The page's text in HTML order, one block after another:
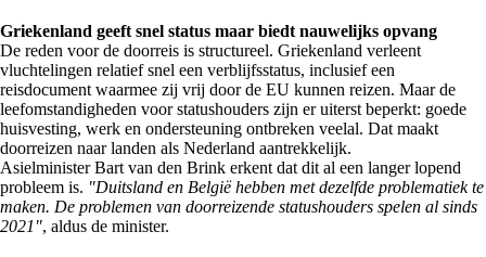
Griekenland geeft snel status maar biedt nauwelijks opvang
De reden voor de doorreis is structureel. Griekenland verleent
vluchtelingen relatief snel een verblijfsstatus, inclusief een
reisdocument waarmee zij vrij door de EU kunnen reizen. Maar de
leefomstandigheden voor statushouders zijn er uiterst beperkt: goede
huisvesting, werk en ondersteuning ontbreken veelal. Dat maakt
doorreizen naar landen als Nederland aantrekkelijk.
Asielminister Bart van den Brink erkent dat dit al een langer lopend
probleem is. "Duitsland en België hebben met dezelfde problematiek te
maken. De problemen van doorreizende statushouders spelen al sinds
2021", aldus de minister.